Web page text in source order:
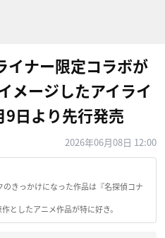
イナー限定コラボが
メージしたアイライ
9日より先行発売
2026年06月08日 12:00
きっかけになった作品は『名探偵コナ
としたアニメ作品が特に好き。